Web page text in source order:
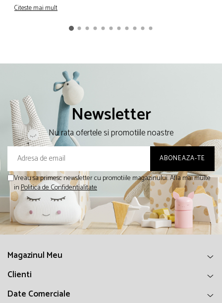
Citeste mai mult
Newsletter
Nu rata ofertele si promotiile noastre
Vreau sa primesc newsletter cu promotiile magazinului. Afla mai multe
inPolitica de Confidentialitate
Magazinul Meu
Clienti
Date Comerciale